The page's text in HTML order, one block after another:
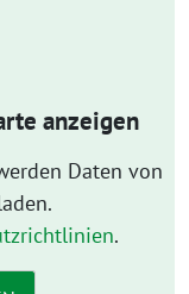
anzeigen
Daten von
.